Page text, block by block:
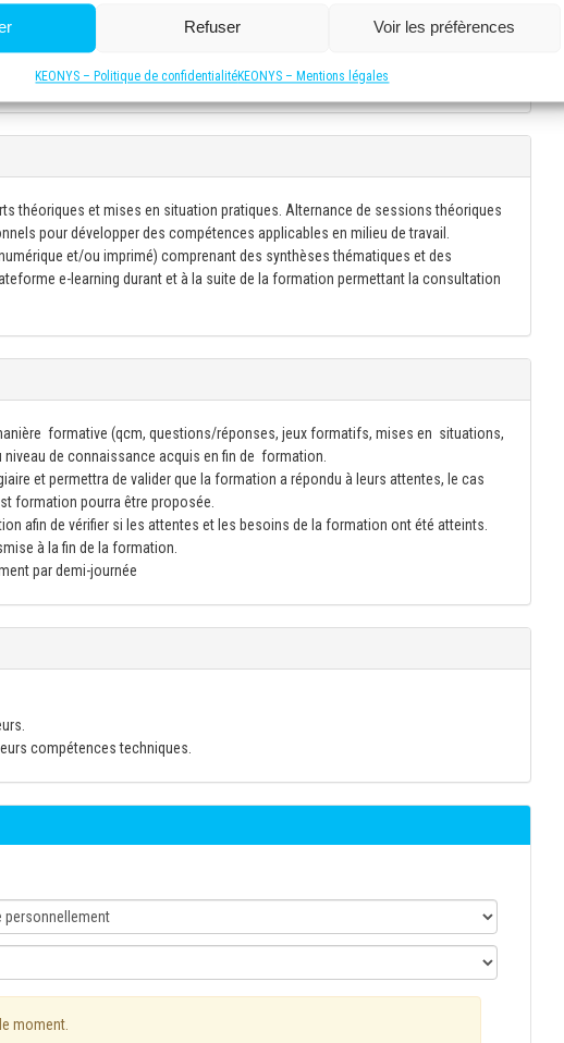
Refuser Voir les préfèrences
KEONYS – Politique de confidentialitéKEONYS – Mentions légales
éclairage adapté et pauses incluses pour maintenir la concentration
incluant supports de cours, exercices pratiques et ressources
après la formation.
théoriques et mises en situation pratiques. Alternance de sessions théoriques
pour développer des compétences applicables en milieu de travail.
et/ou imprimé) comprenant des synthèses thématiques et des
e-learning durant et à la suite de la formation permettant la consultation
formative (qcm, questions/réponses, jeux formatifs, mises en situations,
de connaissance acquis en fin de formation.
et permettra de valider que la formation a répondu à leurs attentes, le cas
formation pourra être proposée.
afin de vérifier si les attentes et les besoins de la formation ont été atteints.
à la fin de la formation.
par demi-journée
compétences techniques.
moment.